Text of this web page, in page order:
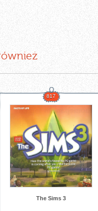
817
The Sims 3